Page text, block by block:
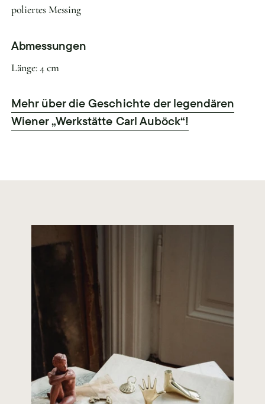
poliertes Messing
Abmessungen
Länge: 4 cm
Mehr über die Geschichte der legendären
Wiener „Werkstätte Carl Auböck“!